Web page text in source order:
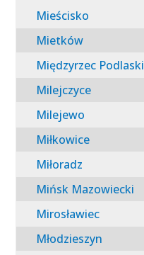
Mieścisko
Mietków
Międzyrzec Podlaski
Milejczyce
Milejewo
Miłkowice
Miłoradz
Mińsk Mazowiecki
Mirosławiec
Młodzieszyn